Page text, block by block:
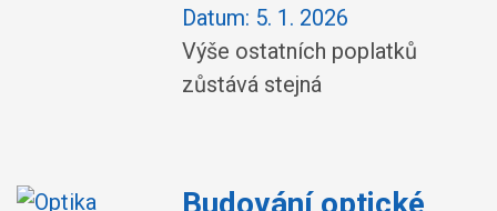
Datum: 5. 1. 2026
Výše ostatních poplatků
zůstává stejná